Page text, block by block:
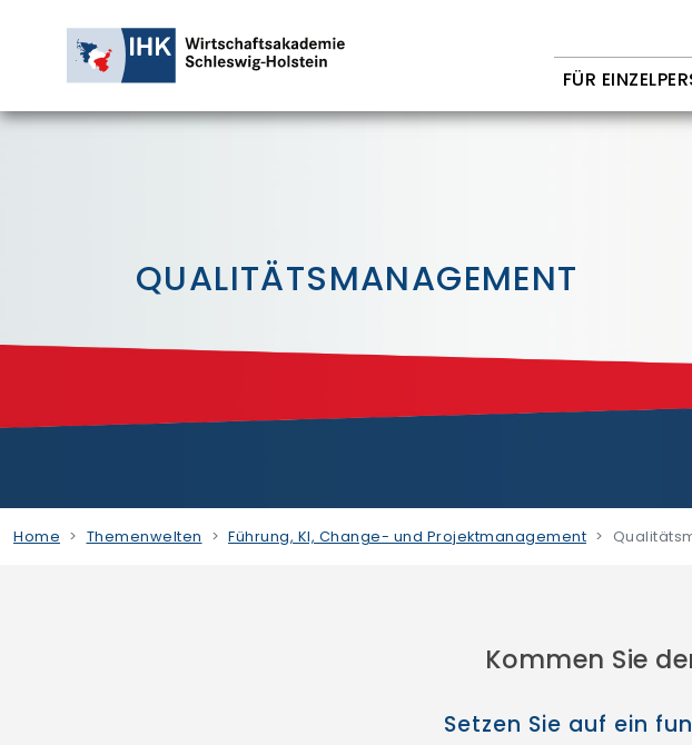
FÜR
QUALITÄTSMANAGEMENT
Home Themenwelten Führung, KI, Change- und Projektmanagement
Kommen Sie
Setzen Sie auf ein